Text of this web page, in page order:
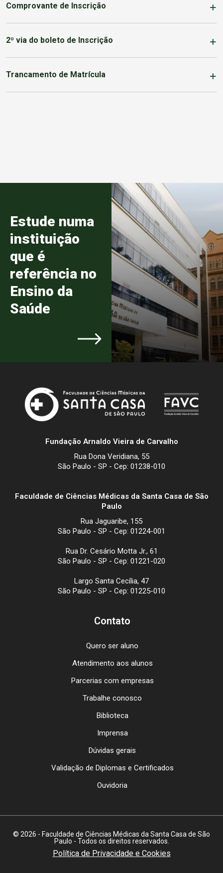
Comprovante de Inscrição
2º via do boleto de Inscrição
Trancamento de Matrícula
Estude numa
instituição
que é
referência no
Ensino da
Saúde
Fundação Arnaldo Vieira de Carvalho
Rua Dona Veridiana, 55
São Paulo - SP - Cep: 01238-010
Faculdade de Ciências Médicas da Santa Casa de São
Paulo
Rua Jaguaribe, 155
São Paulo - SP - Cep: 01224-001
Rua Dr. Cesário Motta Jr., 61
São Paulo - SP - Cep: 01221-020
Largo Santa Cecília, 47
São Paulo - SP - Cep: 01225-010
Contato
Quero ser aluno
Atendimento aos alunos
Parcerias com empresas
Trabalhe conosco
Biblioteca
Imprensa
Dúvidas gerais
Validação de Diplomas e Certificados
Ouvidoria
© 2026 - Faculdade de Ciências Médicas da Santa Casa de São
Paulo - Todos os direitos reservados.
Política de Privacidade e Cookies